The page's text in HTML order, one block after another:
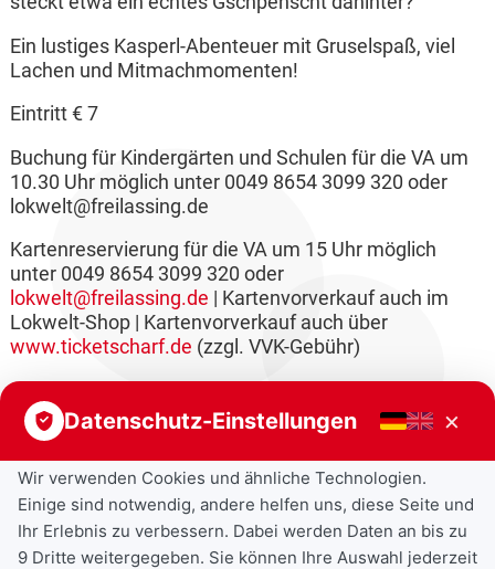
Ein lustiges Kasperl-Abenteuer mit Gruselspaß, viel
Lachen und Mitmachmomenten!
Eintritt € 7
Buchung für Kindergärten und Schulen für die VA um
10.30 Uhr möglich unter 0049 8654 3099 320 oder
lokwelt@freilassing.de
Kartenreservierung für die VA um 15 Uhr möglich
unter 0049 8654 3099 320 oder
lokwelt@freilassing.de | Kartenvorverkauf auch im
Lokwelt-Shop | Kartenvorverkauf auch über
www.ticketscharf.de (zzgl. VVK-Gebühr)
Datenschutz-Einstellungen ×
Wir verwenden Cookies und ähnliche Technologien.
Einige sind notwendig, andere helfen uns, diese Seite und
Ihr Erlebnis zu verbessern. Dabei werden Daten an bis zu
9 Dritte weitergegeben. Sie können Ihre Auswahl jederzeit